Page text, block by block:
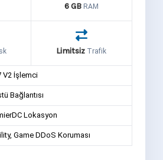
6 GB RAM
Limitsiz Trafik
V2 İşlemci
Bağlantısı
Lokasyon
Game DDoS Koruması